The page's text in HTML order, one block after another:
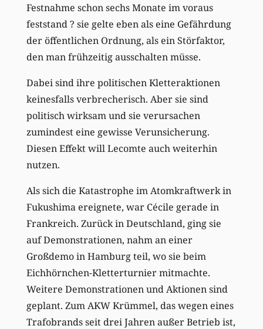
Festnahme schon sechs Monate im voraus
feststand ? sie gelte eben als eine Gefährdung
der öffentlichen Ordnung, als ein Störfaktor,
den man frühzeitig ausschalten müsse.
Dabei sind ihre politischen Kletteraktionen
keinesfalls verbrecherisch. Aber sie sind
politisch wirksam und sie verursachen
zumindest eine gewisse Verunsicherung.
Diesen Effekt will Lecomte auch weiterhin
nutzen.
Als sich die Katastrophe im Atomkraftwerk in
Fukushima ereignete, war Cécile gerade in
Frankreich. Zurück in Deutschland, ging sie
auf Demonstrationen, nahm an einer
Großdemo in Hamburg teil, wo sie beim
Eichhörnchen-Kletterturnier mitmachte.
Weitere Demonstrationen und Aktionen sind
geplant. Zum AKW Krümmel, das wegen eines
Trafobrands seit drei Jahren außer Betrieb ist,